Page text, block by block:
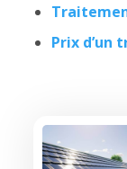
Prix d’un